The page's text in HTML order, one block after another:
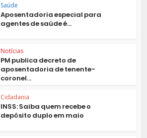
Saúde
Aposentadoria especial para
agentes de saúde é...
Notícias
PM publica decreto de
aposentadoria de tenente-
coronel...
Cidadania
INSS: Saiba quem recebe o
depósito duplo em maio